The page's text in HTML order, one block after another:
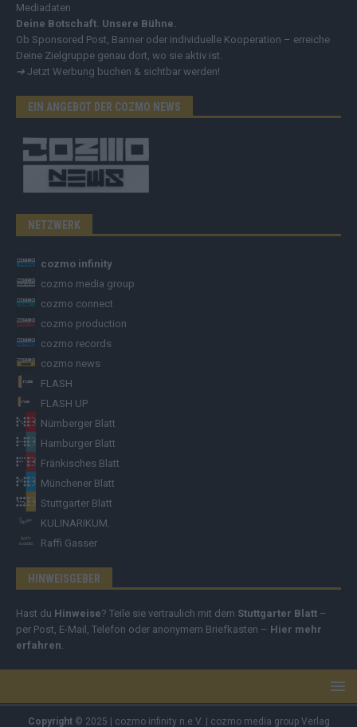
Mediadaten
Deine Botschaft. Unsere Bühne.
Ob Sponsored Post, Banner oder individuelle Kooperation – erreiche
Deine Zielgruppe genau dort, wo sie aktiv ist.
➔ Jetzt Werbung buchen & sichtbar werden!
EIN ANGEBOT DER COZMO NEWS
NETZWERK
cozmo infinity
cozmo media group
cozmo connect
cozmo production
cozmo records
cozmo news
FLASH
FLASH UP
Nürnberger Blatt
Hamburger Blatt
Fränkisches Blatt
Münchener Blatt
Stuttgarter Blatt
KULINARIKUM.
Raffi Gasser
HINWEISGEBER
Hast du Hinweise? Teile sie vertraulich mit dem Stuttgarter Blatt –
per Post, E-Mail, Telefon oder anonymem Briefkasten – Hier mehr
erfahren.
Copyright© 2025 | cozmo infinity n.e.V. | cozmo media group Verlag